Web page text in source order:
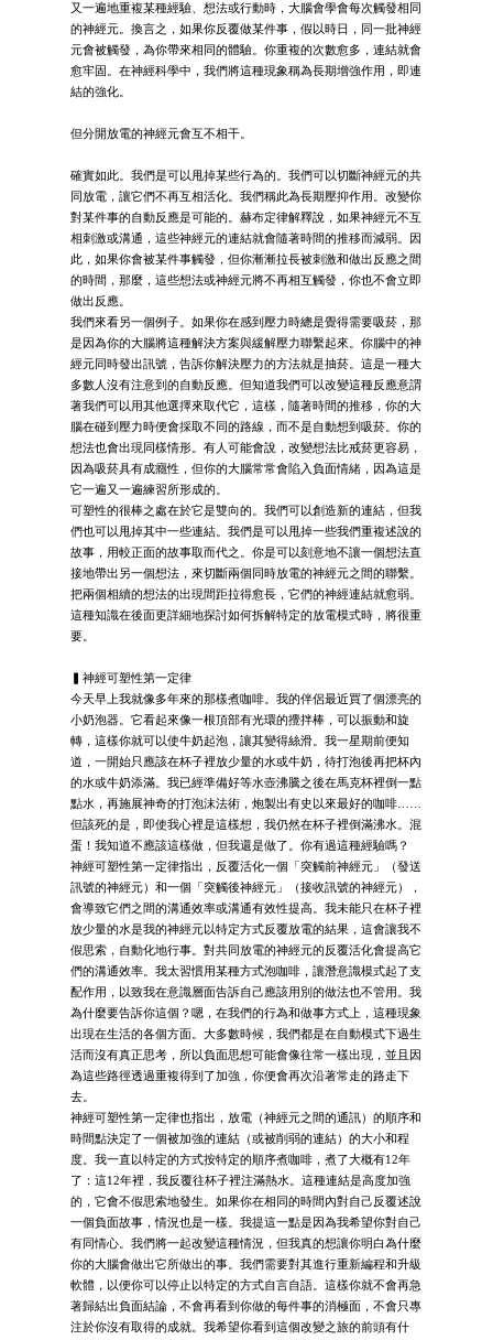
又一遍地重複某種經驗、想法或行動時，大腦會學會每次觸發相同
的神經元。換言之，如果你反覆做某件事，假以時日，同一批神經
元會被觸發，為你帶來相同的體驗。你重複的次數愈多，連結就會
愈牢固。在神經科學中，我們將這種現象稱為長期增強作用，即連
結的強化。
但分開放電的神經元會互不相干。
確實如此。我們是可以甩掉某些行為的。我們可以切斷神經元的共
同放電，讓它們不再互相活化。我們稱此為長期壓抑作用。改變你
對某件事的自動反應是可能的。赫布定律解釋說，如果神經元不互
相刺激或溝通，這些神經元的連結就會隨著時間的推移而減弱。因
此，如果你會被某件事觸發，但你漸漸拉長被刺激和做出反應之間
的時間，那麼，這些想法或神經元將不再相互觸發，你也不會立即
做出反應。
我們來看另一個例子。如果你在感到壓力時總是覺得需要吸菸，那
是因為你的大腦將這種解決方案與緩解壓力聯繫起來。你腦中的神
經元同時發出訊號，告訴你解決壓力的方法就是抽菸。這是一種大
多數人沒有注意到的自動反應。但知道我們可以改變這種反應意謂
著我們可以用其他選擇來取代它，這樣，隨著時間的推移，你的大
腦在碰到壓力時便會採取不同的路線，而不是自動想到吸菸。你的
想法也會出現同樣情形。有人可能會說，改變想法比戒菸更容易，
因為吸菸具有成癮性，但你的大腦常常會陷入負面情緒，因為這是
它一遍又一遍練習所形成的。
可塑性的很棒之處在於它是雙向的。我們可以創造新的連結，但我
們也可以甩掉其中一些連結。我們是可以甩掉一些我們重複述說的
故事，用較正面的故事取而代之。你是可以刻意地不讓一個想法直
接地帶出另一個想法，來切斷兩個同時放電的神經元之間的聯繫。
把兩個相續的想法的出現間距拉得愈長，它們的神經連結就愈弱。
這種知識在後面更詳細地探討如何拆解特定的放電模式時，將很重
要。
▍神經可塑性第一定律
今天早上我就像多年來的那樣煮咖啡。我的伴侶最近買了個漂亮的
小奶泡器。它看起來像一根頂部有光環的攪拌棒，可以振動和旋
轉，這樣你就可以使牛奶起泡，讓其變得絲滑。我一星期前便知
道，一開始只應該在杯子裡放少量的水或牛奶，待打泡後再把杯內
的水或牛奶添滿。我已經準備好等水壺沸騰之後在馬克杯裡倒一點
點水，再施展神奇的打泡沫法術，炮製出有史以來最好的咖啡……
但該死的是，即使我心裡是這樣想，我仍然在杯子裡倒滿沸水。混
蛋！我知道不應該這樣做，但我還是做了。你有過這種經驗嗎？
神經可塑性第一定律指出，反覆活化一個「突觸前神經元」（發送
訊號的神經元）和一個「突觸後神經元」（接收訊號的神經元），
會導致它們之間的溝通效率或溝通有效性提高。我未能只在杯子裡
放少量的水是我的神經元以特定方式反覆放電的結果，這會讓我不
假思索，自動化地行事。對共同放電的神經元的反覆活化會提高它
們的溝通效率。我太習慣用某種方式泡咖啡，讓潛意識模式起了支
配作用，以致我在意識層面告訴自己應該用別的做法也不管用。我
為什麼要告訴你這個？嗯，在我們的行為和做事方式上，這種現象
出現在生活的各個方面。大多數時候，我們都是在自動模式下過生
活而沒有真正思考，所以負面思想可能會像往常一樣出現，並且因
為這些路徑透過重複得到了加強，你便會再次沿著常走的路走下
去。
神經可塑性第一定律也指出，放電（神經元之間的通訊）的順序和
時間點決定了一個被加強的連結（或被削弱的連結）的大小和程
度。我一直以特定的方式按特定的順序煮咖啡，煮了大概有12年
了：這12年裡，我反覆往杯子裡注滿熱水。這種連結是高度加強
的，它會不假思索地發生。如果你在相同的時間內對自己反覆述說
一個負面故事，情況也是一樣。我提這一點是因為我希望你對自己
有同情心。我們將一起改變這種情況，但我真的想讓你明白為什麼
你的大腦會做出它所做出的事。我們需要對其進行重新編程和升級
軟體，以便你可以停止以特定的方式自言自語。這樣你就不會再急
著歸結出負面結論，不會再看到你做的每件事的消極面，不會只專
注於你沒有取得的成就。我希望你看到這個改變之旅的前頭有什